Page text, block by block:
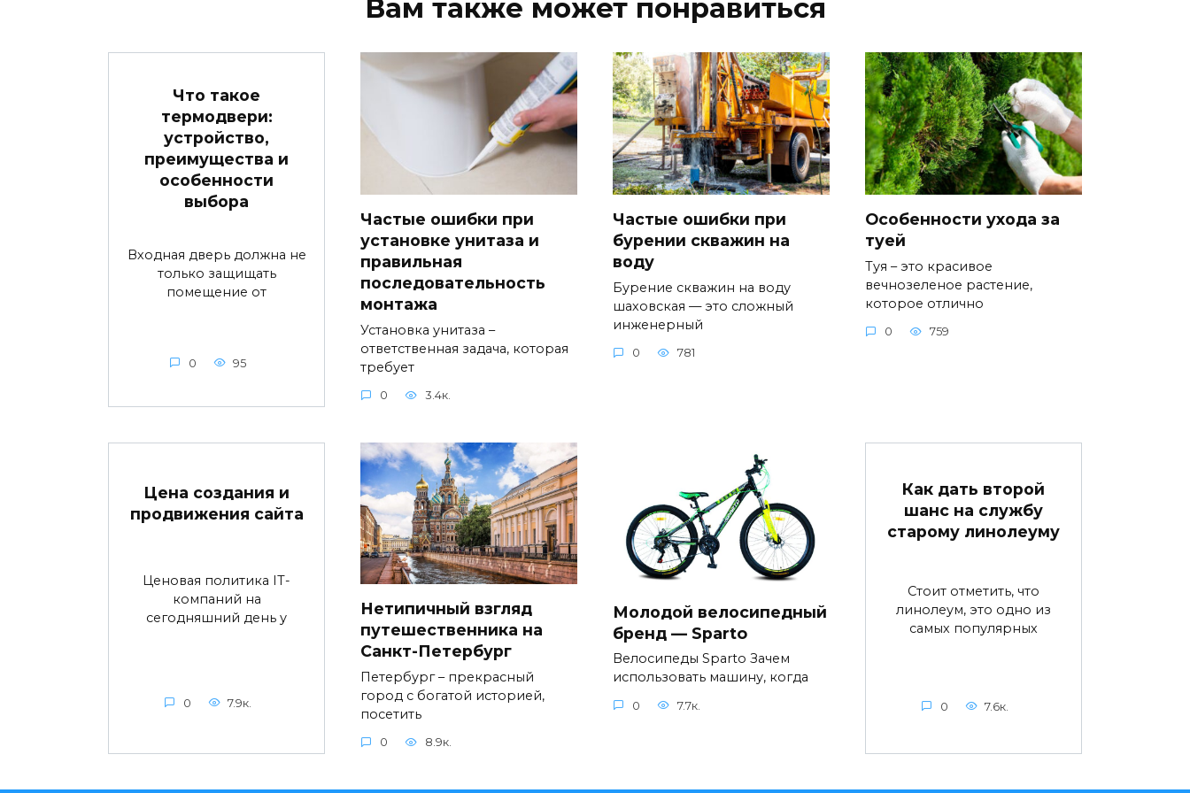
Вам также может понравиться
Что такое
термодвери:
устройство,
преимущества и
особенности
выбора
Входная дверь должна не
только защищать
помещение от
0 95
Частые ошибки при
установке унитаза и
правильная
последовательность
монтажа
Установка унитаза –
ответственная задача, которая
требует
0 3.4к.
Частые ошибки при
бурении скважин на
воду
Бурение скважин на воду
шаховская — это сложный
инженерный
0 781
Особенности ухода за
туей
Туя – это красивое
вечнозеленое растение,
которое отлично
0 759
Цена создания и
продвижения сайта
Ценовая политика IT-
компаний на
сегодняшний день у
0 7.9к.
Нетипичный взгляд
путешественника на
Санкт-Петербург
Петербург – прекрасный
город с богатой историей,
посетить
0 8.9к.
Молодой велосипедный
бренд — Sparto
Велосипеды Sparto Зачем
использовать машину, когда
0 7.7к.
Как дать второй
шанс на службу
старому линолеуму
Стоит отметить, что
линолеум, это одно из
самых популярных
0 7.6к.